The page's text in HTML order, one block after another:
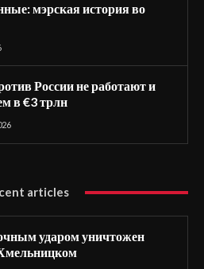
мэрская история во
России не работают и
в €3 трлн
articles
ударом уничтожен